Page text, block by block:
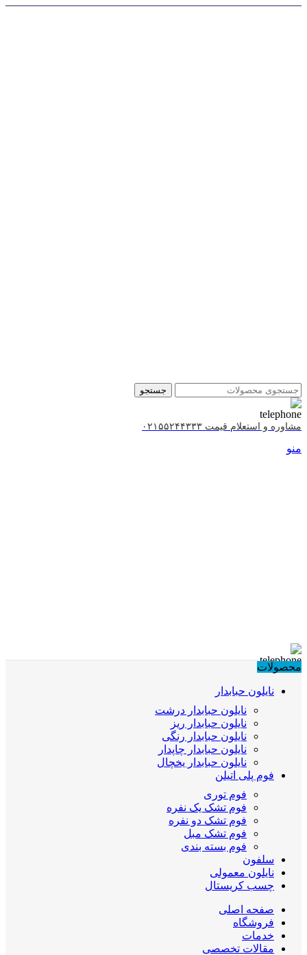
جستجو
مشاوره و استعلام قیمت ۰۲۱۵۵۲۴۴۳۳۳
منو
محصولات
نایلون حبابدار
نایلون حبابدار درشت
نایلون حبابدار ریز
نایلون حبابدار رنگی
نایلون حبابدار چاپدار
نایلون حبابدار یخچال
فوم پلی اتیلن
فوم توری
فوم تشک یک نفره
فوم تشک دو نفره
فوم تشک مبل
فوم بسته بندی
سلفون
نایلون معمولی
چسب کریستال
صفحه اصلی
فروشگاه
خدمات
مقالات تخصصی